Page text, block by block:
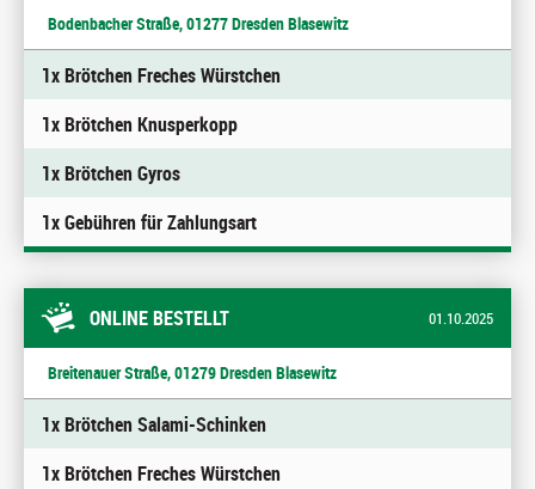
Bodenbacher Straße, 01277 Dresden Blasewitz
1x Brötchen Freches Würstchen
1x Brötchen Knusperkopp
1x Brötchen Gyros
1x Gebühren für Zahlungsart
ONLINE BESTELLT 01.10.2025
Breitenauer Straße, 01279 Dresden Blasewitz
1x Brötchen Salami-Schinken
1x Brötchen Freches Würstchen